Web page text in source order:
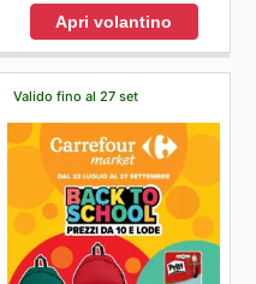
Apri volantino
Valido fino al 27 set